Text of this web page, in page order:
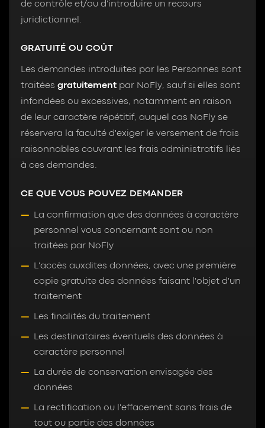
de contrôle et/ou d'introduire un recours
juridictionnel.
GRATUITÉ OU COÛT
Les demandes introduites par les Personnes sont
traitées gratuitement par NoFly, sauf si elles sont
infondées ou excessives, notamment en raison
de leur caractère répétitif, auquel cas NoFly se
réservera la faculté d'exiger le versement de frais
raisonnables couvrant les frais administratifs liés
à ces demandes.
CE QUE VOUS POUVEZ DEMANDER
La confirmation que des données à caractère
personnel vous concernant sont ou non
traitées par NoFly
L'accès auxdites données, avec une première
copie gratuite des données faisant l'objet d'un
traitement
Les finalités du traitement
Les destinataires éventuels des données à
caractère personnel
La durée de conservation envisagée des
données
La rectification ou l'effacement sans frais de
tout ou partie des données